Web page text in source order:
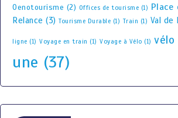
Oenotourisme (2) Offices de tourisme (1) Place
Relance (3) Tourisme Durable (1) Train (1) Val de
ligne (1) Voyage en train (1) Voyage à Vélo (1) vélo
une (37)